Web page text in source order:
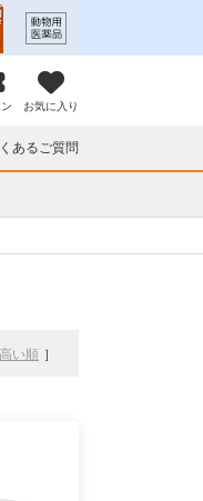
お気に入り
あるご質問
い順